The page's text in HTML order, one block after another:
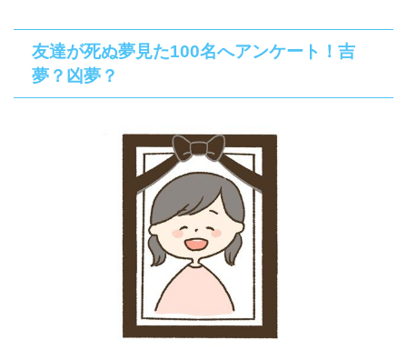
友達が死ぬ夢見た100名へアンケート！吉
夢？凶夢？